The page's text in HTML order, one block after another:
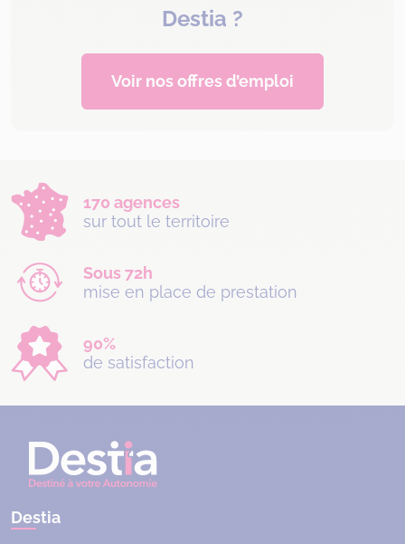
Destia ?
Voir nos offres d’emploi
170 agences
sur tout le territoire
Sous 72h
mise en place de prestation
90%
de satisfaction
Destia